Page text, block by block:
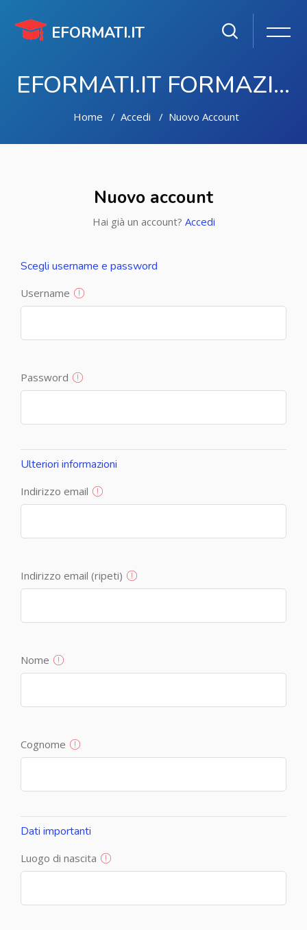
EFORMATI.IT
EFORMATI.IT FORMAZIONE ONLINE
Home Accedi Nuovo Account
Nuovo account
Hai già un account? Accedi
Scegli username e password
Username
Password
Ulteriori informazioni
Indirizzo email
Indirizzo email (ripeti)
Nome
Cognome
Dati importanti
Luogo di nascita